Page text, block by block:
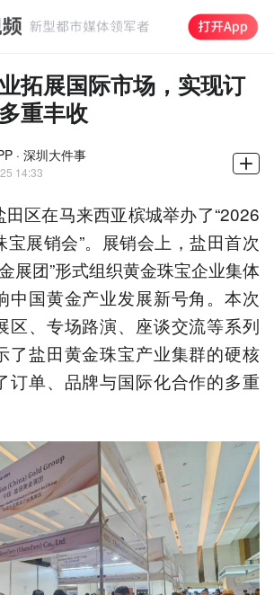
拓展国际市场，实现订
重丰收
· 深圳大件事
14:33
田区在马来西亚槟城举办了“2026
展销会”。展销会上，盐田首次
展团”形式组织黄金珠宝企业集体
中国黄金产业发展新号角。本次
区、专场路演、座谈交流等系列
了盐田黄金珠宝产业集群的硬核
订单、品牌与国际化合作的多重